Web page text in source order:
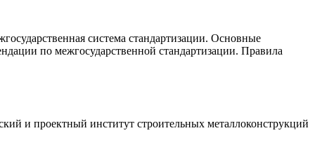
система стандартизации. Основные
по межгосударственной стандартизации. Правила
и проектный институт строительных металлоконструкций